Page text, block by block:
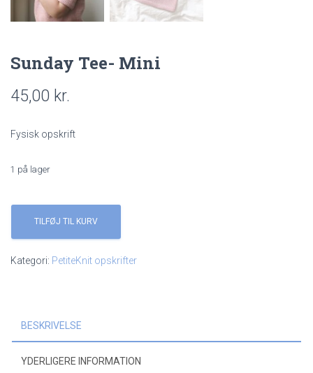
Sunday Tee- Mini
45,00 kr.
Fysisk opskrift
1 på lager
Sunday
Mini
TILFØJ TIL KURV
Kategori: PetiteKnit opskrifter
BESKRIVELSE
YDERLIGERE INFORMATION